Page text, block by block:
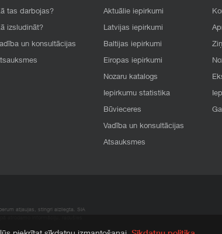
tas darbojas?
izsludināt?
un konsultācijas
Aktuālie iepirkumi
Latvijas iepirkumi
Baltijas iepirkumi
Eiropas iepirkumi
Nozaru katalogs
Iepirkumu statistika
Būvieceres
Vadība un konsultācijas
Atsauksmes
atļaujas, stingri aizliegta. SIA